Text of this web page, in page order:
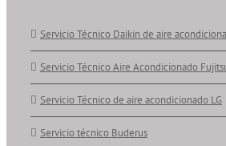
Servicio Técnico Daikin de aire
Servicio Técnico Aire Acondicionado
Servicio Técnico de aire acondicionado LG
Servicio técnico Buderus